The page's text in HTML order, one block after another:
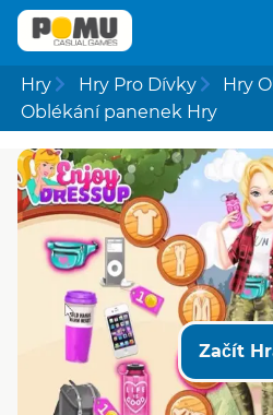
Hry Hry Pro Dívky
Hry
Oblékání panenek Hry
Začít